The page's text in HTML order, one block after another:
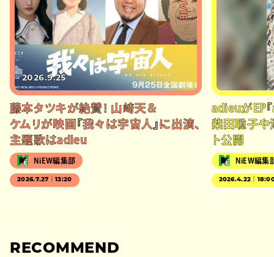
2026.9.25
藤本タツキが絶賛！ 山﨑天＆
ケムリが映画『我々は宇宙人』に出演、
主題歌はadieu
NiEW編集部
2026.7.27｜13:20
adieuがEP
柴田聡子や
ト公開
NiEW編集
2026.4.22｜
RECOMMEND